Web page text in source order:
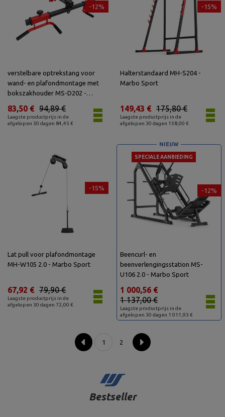
-12%
verstelbare optrekstang voor
wand- en plafondmontage met
bokszakhouder MS-D202 -
Laagste productprijs in de
afgelopen 30 dagen 84,45 €
94,89 €
83,50 €
-15%
Halterstandaard MH-S204 -
Marbo Sport
Laagste productprijs in de
afgelopen 30 dagen 158,00 €
175,80 €
149,43 €
-15%
Lat pull voor plafondmontage
MH-W105 2.0 - Marbo Sport
Laagste productprijs in de
afgelopen 30 dagen 72,00 €
79,90 €
67,92 €
-12%
SPECIALE AANBIEDING
NIEUW
Beencurl- en
beenverlengingsstation MS-
U106 2.0 - Marbo Sport
Laagste productprijs in de
afgelopen 30 dagen 1 011,93 €
1 137,00 €
1 000,56 €
1 2
Bestseller